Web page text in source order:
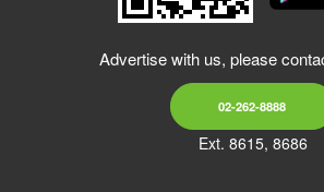
Advertise with us, please
02-262-8888
Ext. 8615, 8686